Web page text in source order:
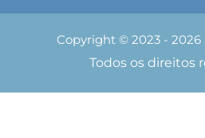
Copyright © 2023 - 2026
Todos os direitos